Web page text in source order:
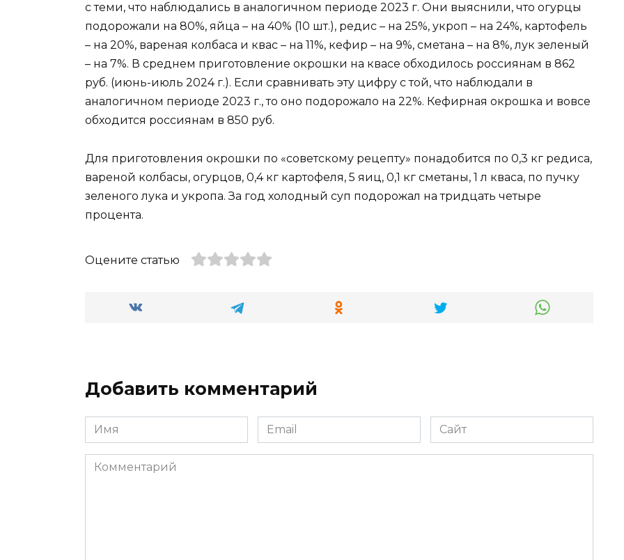
с теми, что наблюдались в аналогичном периоде 2023 г. Они выяснили, что огурцы
подорожали на 80%, яйца – на 40% (10 шт.), редис – на 25%, укроп – на 24%, картофель
– на 20%, вареная колбаса и квас – на 11%, кефир – на 9%, сметана – на 8%, лук зеленый
– на 7%. В среднем приготовление окрошки на квасе обходилось россиянам в 862
руб. (июнь-июль 2024 г.). Если сравнивать эту цифру с той, что наблюдали в
аналогичном периоде 2023 г., то оно подорожало на 22%. Кефирная окрошка и вовсе
обходится россиянам в 850 руб.
Для приготовления окрошки по «советскому рецепту» понадобится по 0,3 кг редиса,
вареной колбасы, огурцов, 0,4 кг картофеля, 5 яиц, 0,1 кг сметаны, 1 л кваса, по пучку
зеленого лука и укропа. За год холодный суп подорожал на тридцать четыре
процента.
Оцените статью
Добавить комментарий
Имя
*
Email
*
Сайт
Комментарий